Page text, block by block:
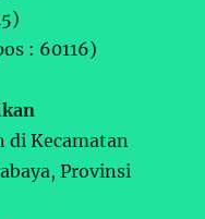
: 60116)
di Kecamatan
Provinsi